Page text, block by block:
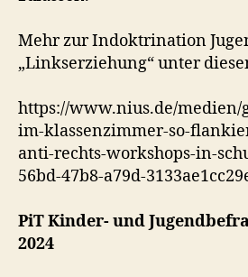
Mehr zur Indoktrination
„Linkserziehung“ unter
https://www.nius.de/medien/
im-klassenzimmer-so-
anti-rechts-workshops-in-
56bd-47b8-a79d-
PiT Kinder- und
2024